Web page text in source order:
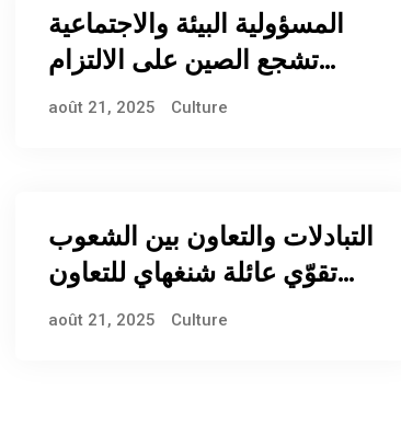
المسؤولية البيئة والاجتماعية
تشجع الصين على الالتزام
بخفض الانبعاثات
août 21, 2025 Culture
التبادلات والتعاون بين الشعوب
تقوّي عائلة شنغهاي للتعاون
الكبيرة
août 21, 2025 Culture